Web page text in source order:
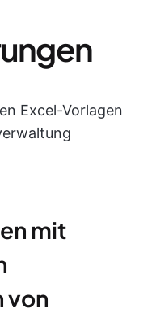
Excel-Vorlagen
mit
von